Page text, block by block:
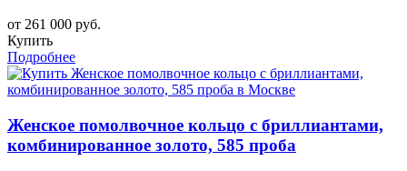
от 261 000 руб.
Купить
Подробнее
Женское помолвочное кольцо с бриллиантами,
комбинированное золото, 585 проба